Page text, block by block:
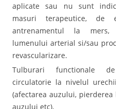
aplicate sau nu sunt
masuri terapeutice, de
antrenamentul la mers,
lumenului arterial si/sau
revascularizare.
Tulburari functionale
circulatorie la nivelul
(afectarea auzului, pierderea
auzului etc).